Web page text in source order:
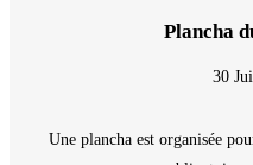
Plancha
30
Une plancha est organisée